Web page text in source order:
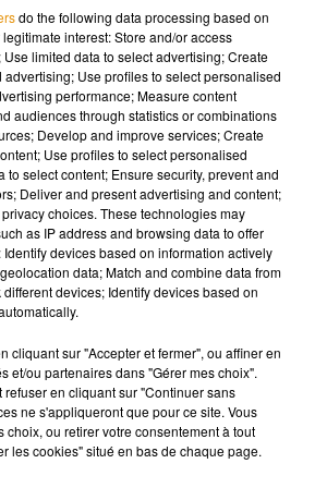
casier judiciaire fait déjà état de dix
6 août 2026
emprunte le décor de l’émission
« Loups Garous » pour son...
août 2026
version réécrite de « Beautiful Day »
lors des...
do the following data processing based on
interest: Store and/or access
limited data to select advertising; Create
Use profiles to select personalised
performance; Measure content
audiences through statistics or combinations
Develop and improve services; Create
Use profiles to select personalised
to select content; Ensure security, prevent and
Deliver and present advertising and content;
choices. These technologies may
as IP address and browsing data to offer
devices based on information actively
data; Match and combine data from
devices; Identify devices based on
cliquant sur "Accepter et fermer", ou affiner en
et/ou partenaires dans "Gérer mes choix".
en cliquant sur "Continuer sans
ne s'appliqueront que pour ce site. Vous
choix, ou retirer votre consentement à tout
les cookies" situé en bas de chaque page.